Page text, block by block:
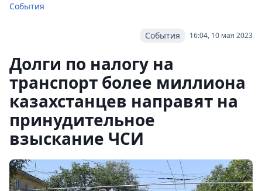
События
16:04, 10 мая 2023
События
Долги по налогу на
транспорт более миллиона
казахстанцев направят на
принудительное
взыскание ЧСИ